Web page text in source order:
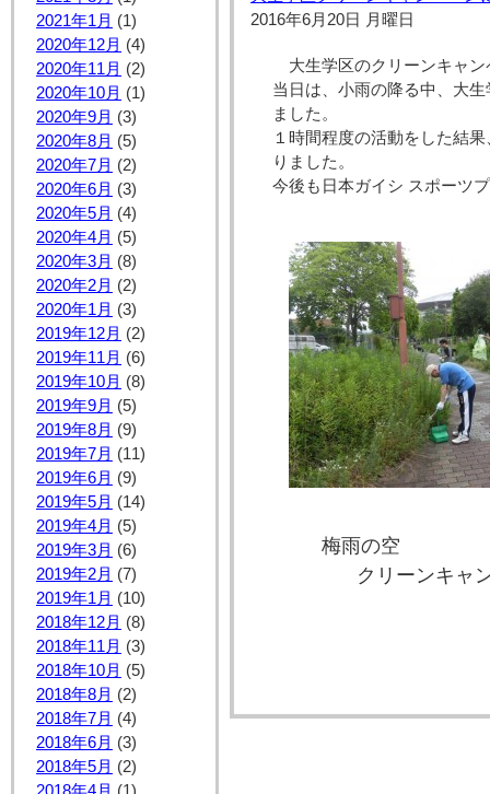
2021年1月 (1)
2020年12月 (4)
2020年11月 (2)
2020年10月 (1)
2020年9月 (3)
2020年8月 (5)
2020年7月 (2)
2020年6月 (3)
2020年5月 (4)
2020年4月 (5)
2020年3月 (8)
2020年2月 (2)
2020年1月 (3)
2019年12月 (2)
2019年11月 (6)
2019年10月 (8)
2019年9月 (5)
2019年8月 (9)
2019年7月 (11)
2019年6月 (9)
2019年5月 (14)
2019年4月 (5)
2019年3月 (6)
2019年2月 (7)
2019年1月 (10)
2018年12月 (8)
2018年11月 (3)
2018年10月 (5)
2018年8月 (2)
2018年7月 (4)
2018年6月 (3)
2018年5月 (2)
2016年6月20日 月曜日
大生学区のクリーンキャ
当日は、小雨の降る中、大
ました。
１時間程度の活動をした結
りました。
今後も日本ガイシ スポーツ
梅雨の空
クリーンキャン